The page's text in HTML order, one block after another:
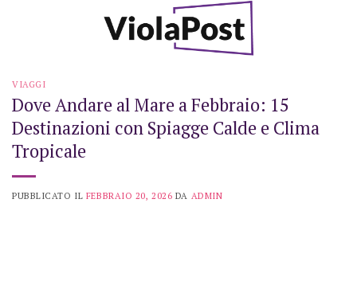
VIAGGI
Dove Andare al Mare a Febbraio: 15
Destinazioni con Spiagge Calde e Clima
Tropicale
PUBBLICATO IL FEBBRAIO 20, 2026 DA ADMIN